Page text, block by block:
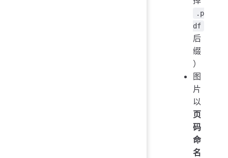
.p
df
后
缀
）
图
片
以
页
码
命
名